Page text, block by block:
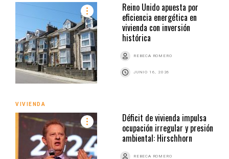
Reino Unido apuesta por
eficiencia energética en
vivienda con inversión
histórica
REBECA ROMERO
JUNIO 16, 2026
VIVIENDA
Déficit de vivienda impulsa
ocupación irregular y presión
ambiental: Hirschhorn
REBECA ROMERO